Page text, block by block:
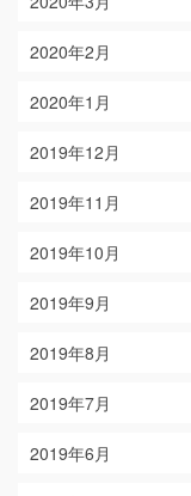
2020年2月
2020年1月
2019年12月
2019年11月
2019年10月
2019年9月
2019年8月
2019年7月
2019年6月